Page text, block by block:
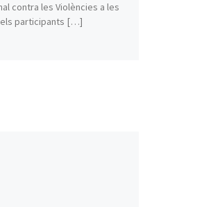
contra les Violències a les
els participants […]